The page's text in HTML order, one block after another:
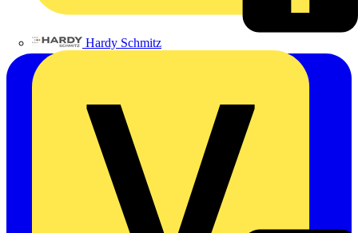
Hardy Schmitz